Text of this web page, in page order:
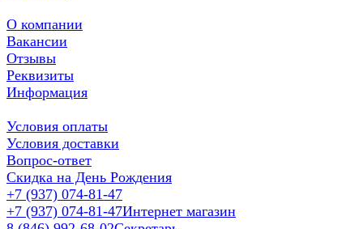
О компании
Вакансии
Отзывы
Реквизиты
Информация
Условия оплаты
Условия доставки
Вопрос-ответ
Скидка на День Рождения
+7 (937) 074-81-47
+7 (937) 074-81-47Интернет магазин